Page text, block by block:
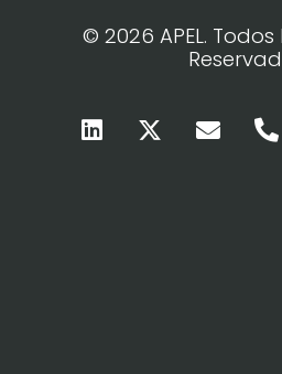
© 2026 APEL.